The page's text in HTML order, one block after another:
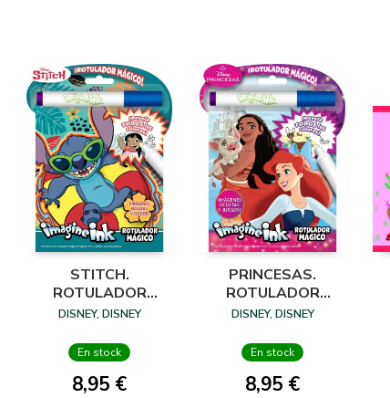
STITCH.
ROTULADOR
MÁGICO
DISNEY, DISNEY
En stock
8,95 €
PRINCESAS.
ROTULADOR
MÁGICO 3
DISNEY, DISNEY
En stock
8,95 €